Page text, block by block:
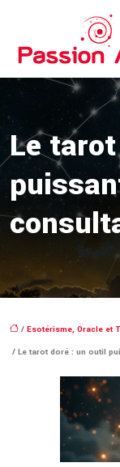
Le
/ Esotérisme, Oracle et
/ Le tarot doré : un outil